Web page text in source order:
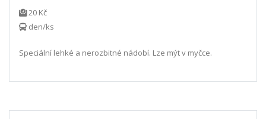
20 Kč
den/ks
Speciální lehké a nerozbitné nádobí. Lze mýt v myčce.